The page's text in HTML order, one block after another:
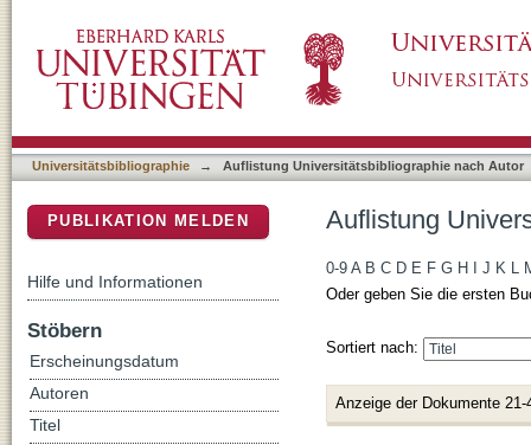
Universitätsbibliographie → Auflistung Universitätsbibliographie nach Autor
Auflistung
0-9 A B C D E F G H J K L
Oder geben Sie die ersten
Sortiert nach:
Anzeige der Dokumente 21-
PUBLIKATION MELDEN
Hilfe und Informationen
Stöbern
Erscheinungsdatum
Autoren
Titel